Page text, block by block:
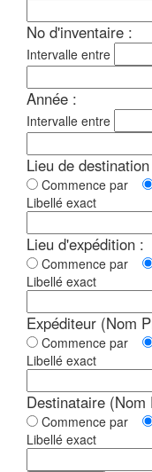
No d'inventaire :
Intervalle entre
Année :
Intervalle entre
Lieu de
Commence par
Libellé exact
Lieu d'expédition :
Commence par
Libellé exact
Expéditeur (Nom
Commence par
Libellé exact
Destinataire
Commence par
Libellé exact